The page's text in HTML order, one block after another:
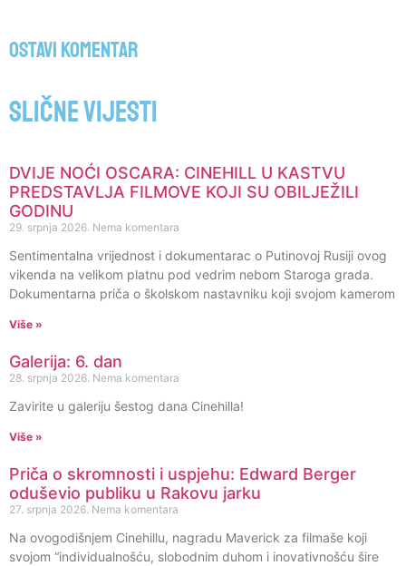
Ostavi komentar
Slične vijesti
DVIJE NOĆI OSCARA: CINEHILL U KASTVU
PREDSTAVLJA FILMOVE KOJI SU OBILJEŽILI
GODINU
29. srpnja 2026. Nema komentara
Sentimentalna vrijednost i dokumentarac o Putinovoj Rusiji ovog
vikenda na velikom platnu pod vedrim nebom Staroga grada.
Dokumentarna priča o školskom nastavniku koji svojom kamerom
Više »
Galerija: 6. dan
28. srpnja 2026. Nema komentara
Zavirite u galeriju šestog dana Cinehilla!
Više »
Priča o skromnosti i uspjehu: Edward Berger
oduševio publiku u Rakovu jarku
27. srpnja 2026. Nema komentara
Na ovogodišnjem Cinehillu, nagradu Maverick za filmaše koji
svojom “individualnošću, slobodnim duhom i inovativnošću šire